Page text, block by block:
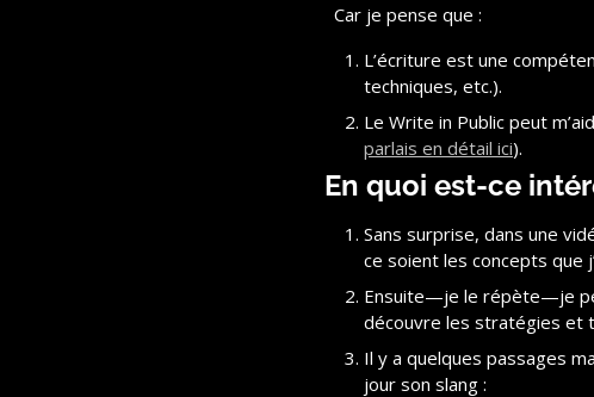
Car je pense que :
L’écriture est une
techniques, etc.).
Le Write in Public peut
parlais en détail ici).
En quoi est-ce
Sans surprise, dans une
ce soient les concepts que
Ensuite—je le répète—je
découvre les stratégies et
Il y a quelques passages
jour son slang :